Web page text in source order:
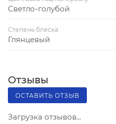
Светло-голубой
Степень блеска
Глянцевый
Отзывы
ОСТАВИТЬ ОТЗЫВ
Загрузка отзывов...